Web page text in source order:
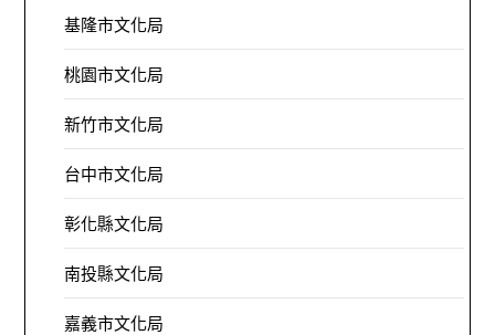
基隆市文化局
桃園市文化局
新竹市文化局
台中市文化局
彰化縣文化局
南投縣文化局
嘉義市文化局